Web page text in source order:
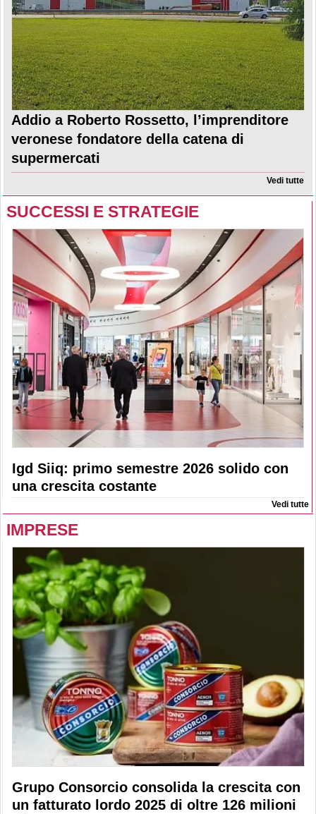
Addio a Roberto Rossetto, l’imprenditore
veronese fondatore della catena di
supermercati
Vedi tutte
SUCCESSI E STRATEGIE
Igd Siiq: primo semestre 2026 solido con
una crescita costante
Vedi tutte
IMPRESE
Grupo Consorcio consolida la crescita con
un fatturato lordo 2025 di oltre 126 milioni